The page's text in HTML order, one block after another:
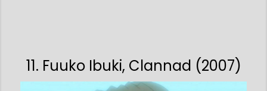
11. Fuuko Ibuki, Clannad (2007)